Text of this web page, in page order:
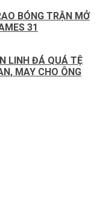
BÓNG TRẬN MỞ
31
LINH ĐÁ QUÁ TỆ
MAY CHO ÔNG